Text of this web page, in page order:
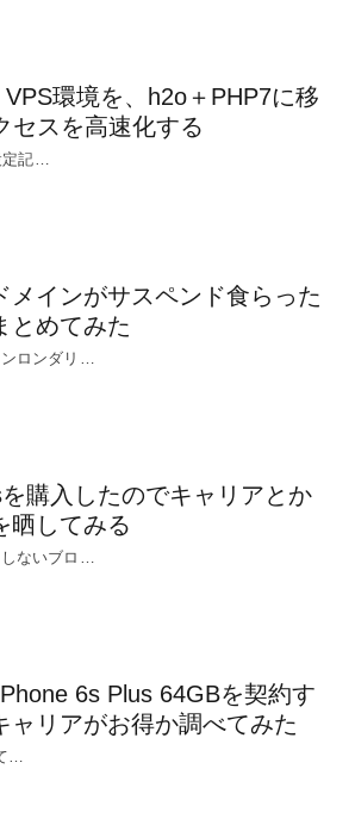
環境を、h2o＋PHP7に移
セスを高速化する
定記…
メインがサスペンド食らった
とめてみた
ンロンダリ…
購入したのでキャリアとか
晒してみる
しないブロ…
6s Plus 64GBを契約す
ャリアがお得か調べてみた
…